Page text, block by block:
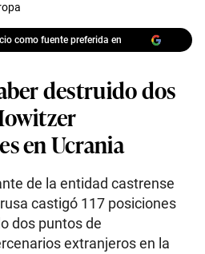
como fuente preferida en
destruido dos
en Ucrania
de la entidad castrense
castigó 117 posiciones
dos puntos de
extranjeros en la